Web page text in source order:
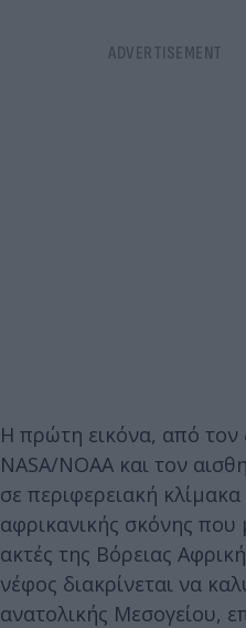
Η πρώτη εικόνα, από
NASA/NOAA και τον
σε περιφερειακή
αφρικανικής σκόνης που
ακτές της Βόρειας
νέφος διακρίνεται να
ανατολικής Μεσογείου,